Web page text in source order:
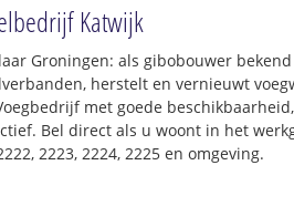
Katwijk
Groningen: als gibobouwer
herstelt en vernieuwt
met goede
Bel direct als u woont in het
2223, 2224, 2225 en omgeving.